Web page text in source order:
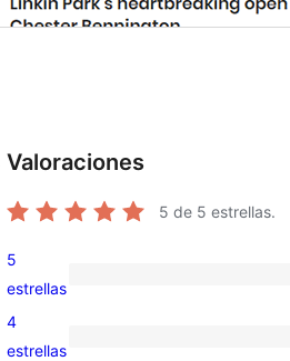
Valoraciones
5 de 5 estrellas.
1
valoración
de
5
estrellas
0
4
estrellas